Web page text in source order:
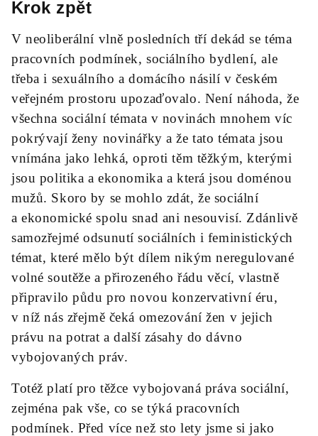
Krok zpět
V neoliberální vlně posledních tří dekád se téma
pracovních podmínek, sociálního bydlení, ale
třeba i sexuálního a domácího násilí v českém
veřejném prostoru upozaďovalo. Není náhoda, že
všechna sociální témata v novinách mnohem víc
pokrývají ženy novinářky a že tato témata jsou
vnímána jako lehká, oproti těm těžkým, kterými
jsou politika a ekonomika a která jsou doménou
mužů. Skoro by se mohlo zdát, že sociální
a ekonomické spolu snad ani nesouvisí. Zdánlivě
samozřejmé odsunutí sociálních i feministických
témat, které mělo být dílem nikým neregulované
volné soutěže a přirozeného řádu věcí, vlastně
připravilo půdu pro novou konzervativní éru,
v níž nás zřejmě čeká omezování žen v jejich
právu na potrat a další zásahy do dávno
vybojovaných práv.
Totéž platí pro těžce vybojovaná práva sociální,
zejména pak vše, co se týká pracovních
podmínek. Před více než sto lety jsme si jako